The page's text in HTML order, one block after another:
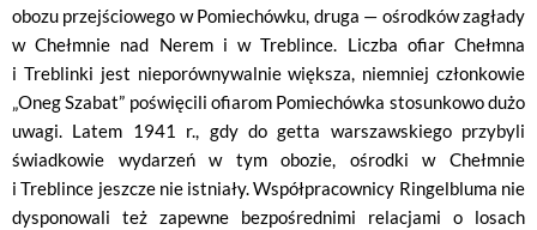
obozu przejściowego w Pomiechówku, druga — ośrodków zagłady
w Chełmnie nad Nerem i w Treblince. Liczba ofiar Chełmna
i Treblinki jest nieporównywalnie większa, niemniej członkowie
„Oneg Szabat” poświęcili ofiarom Pomiechówka stosunkowo dużo
uwagi. Latem 1941 r., gdy do getta warszawskiego przybyli
świadkowie wydarzeń w tym obozie, ośrodki w Chełmnie
i Treblince jeszcze nie istniały. Współpracownicy Ringelbluma nie
dysponowali też zapewne bezpośrednimi relacjami o losach